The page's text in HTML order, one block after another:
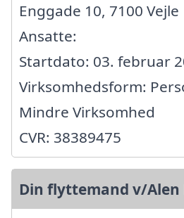
Enggade 10, 7100 Vejle
Ansatte:
Startdato: 03. februar
Virksomhedsform:
Mindre Virksomhed
CVR: 38389475
Din flyttemand v/Alen